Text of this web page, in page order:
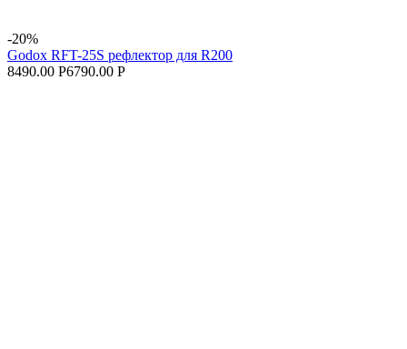
-20%
Godox RFT-25S рефлектор для R200
8490.00 Р6790.00 Р